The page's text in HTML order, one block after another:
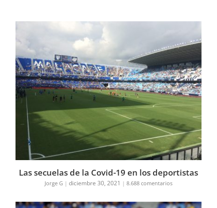
Las secuelas de la Covid-19 en los deportistas
Jorge G | diciembre 30, 2021 | 8.688 comentarios